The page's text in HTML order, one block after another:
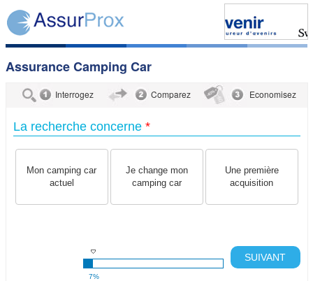
Assurance Camping Car
Interrogez Comparez Economisez
La recherche concerne*
Mon camping car
actuel
Je change mon
camping car
Une première
acquisition
7%
SUIVANT